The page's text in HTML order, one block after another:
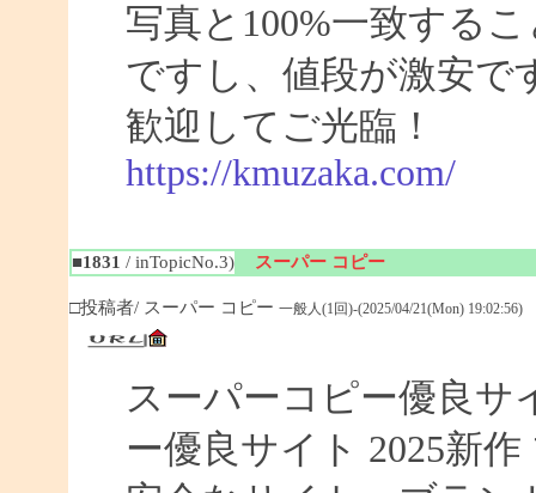
写真と100%一致する
ですし、値段が激安で
歓迎してご光臨！
https://kmuzaka.com/
■1831 / inTopicNo.3) スーパー コピー
□投稿者/ スーパー コピー 一般人(1回)-(2025/04/21(Mon) 19:02:56)
スーパーコピー優良サ
ー優良サイト 2025新